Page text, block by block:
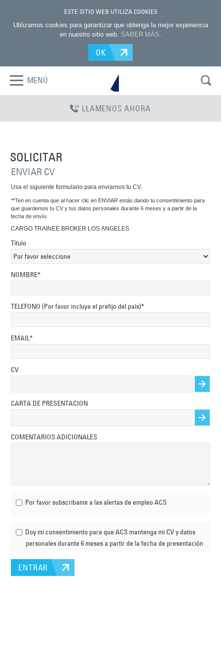
ESTE SITIO WEB UTILIZA COOKIES
Utilizamos cookies para garantizar que obtenga la mejor experiencia
en nuestro sitio web. SABER MÁS.
OK
MENÚ
LLAMENOS AHORA
SOLICITAR
ENVIAR CV
Usa el siguiente formulario para enviarnos tu CV.
**Ten en cuenta que al hacer clic en ENVIAR estás dando tu consentimiento para
que guardemos tu CV y tus datos personales durante 6 meses y a partir de la
fecha de envío.
CARGO TRAINEE BROKER LOS ANGELES
Título
NOMBRE*
TELEFONO (Por favor incluya el prefijo del país)*
EMAIL*
CV
CARTA DE PRESENTACION
COMENTARIOS ADICIONALES
Por favor subscribame a las alertas de empleo ACS
personales durante 6 meses a partir de la fecha de presentación
ENTRAR